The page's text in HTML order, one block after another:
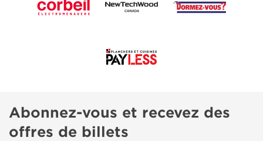
Abonnez-vous et recevez des
offres de billets